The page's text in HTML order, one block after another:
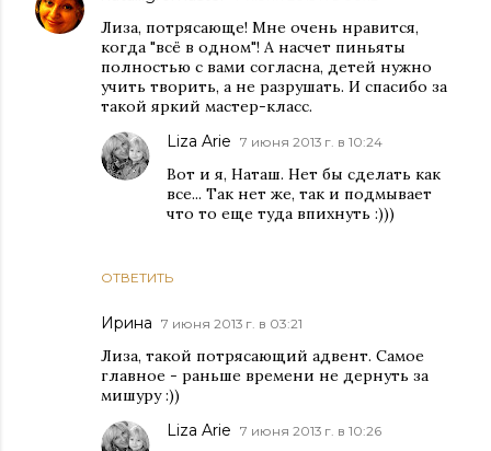
Лиза, потрясающе! Мне очень нравится,
когда "всё в одном"! А насчет пиньяты
полностью с вами согласна, детей нужно
учить творить, а не разрушать. И спасибо за
такой яркий мастер-класс.
ОТВЕТИТЬ
Liza Arie 7 июня 2013 г. в 10:24
Вот и я, Наташ. Нет бы сделать как
все... Так нет же, так и подмывает
что то еще туда впихнуть :)))
Ирина 7 июня 2013 г. в 03:21
Лиза, такой потрясающий адвент. Самое
главное - раньше времени не дернуть за
мишуру :))
Liza Arie 7 июня 2013 г. в 10:26